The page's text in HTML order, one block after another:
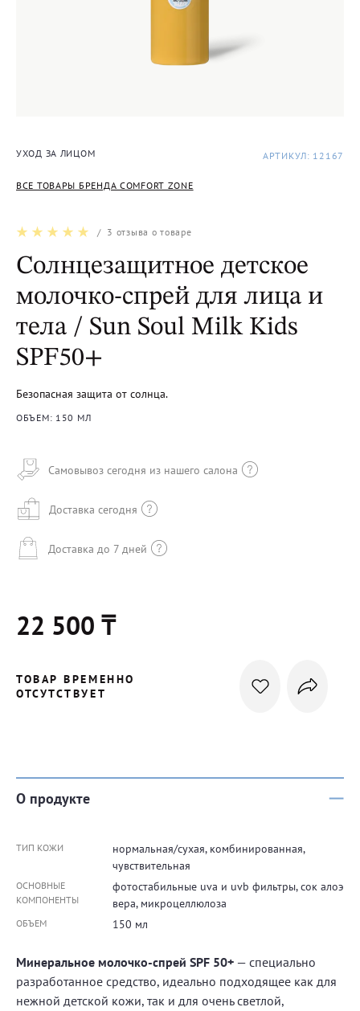
УХОД ЗА ЛИЦОМ
ВСЕ ТОВАРЫ БРЕНДА COMFORT ZONE
АРТИКУЛ: 12167
/ 3 отзыва о товаре
Солнцезащитное детское
молочко-спрей для лица и
тела / Sun Soul Milk Kids
SPF50+
Безопасная защита от солнца.
ОБЪЕМ: 150 МЛ
Самовывоз сегодня из нашего салона
Доставка сегодня
Доставка до 7 дней
22 500 ₸
ТОВАР ВРЕМЕННО
ОТСУТСТВУЕТ
О продукте
ТИП КОЖИ
нормальная/сухая, комбинированная,
чувствительная
ОСНОВНЫЕ
КОМПОНЕНТЫ
фотостабильные uva и uvb фильтры, сок алоэ
вера, микроцеллюлоза
ОБЪЕМ 150 мл
Минеральное молочко-спрей SPF 50+ — специально
разработанное средство, идеально подходящее как для
нежной детской кожи, так и для очень светлой,